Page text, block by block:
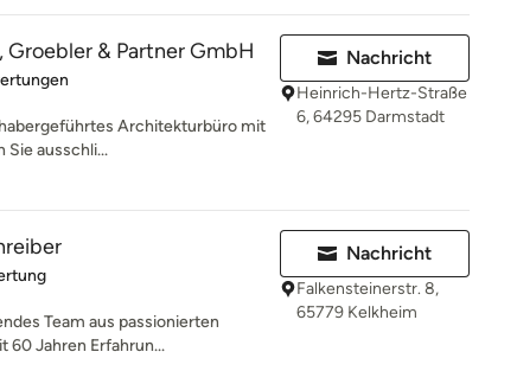
Groebler & Partner GmbH
5 von 5 Sternen
Architekturbüro mit
Sie ausschli...
Nachricht
Heinrich-Hertz-Straße
6, 64295 Darmstadt
5 von 5 Sternen
Team aus passionierten
60 Jahren Erfahrun...
Nachricht
Falkensteinerstr. 8,
65779 Kelkheim